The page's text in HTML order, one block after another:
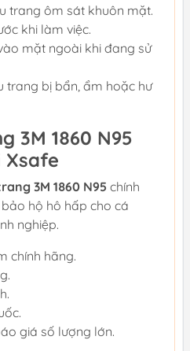
trang ôm sát khuôn mặt.
khi làm việc.
mặt ngoài khi đang sử
trang bị bẩn, ẩm hoặc hư
3M 1860 N95
Xsafe
3M 1860 N95 chính
hộ hô hấp cho cá
nghiệp.
chính hãng.
giá số lượng lớn.